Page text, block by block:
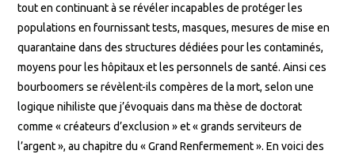
tout en continuant à se révéler incapables de protéger les
populations en fournissant tests, masques, mesures de mise en
quarantaine dans des structures dédiées pour les contaminés,
moyens pour les hôpitaux et les personnels de santé. Ainsi ces
bourboomers se révèlent-ils compères de la mort, selon une
logique nihiliste que j’évoquais dans ma thèse de doctorat
comme « créateurs d’exclusion » et « grands serviteurs de
l’argent », au chapitre du « Grand Renfermement ». En voici des